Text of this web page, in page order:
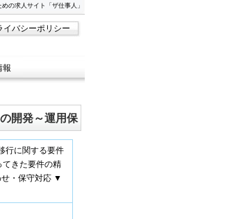
の求人サイト「ザ仕事人」
イバシーポリシー
報
開発～運用保
行に関する要件
きた要件の精
・保守対応 ▼